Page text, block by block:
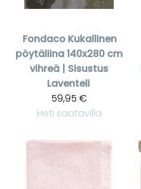
Fondaco Kukallinen
pöytäliina 140x280 cm
vihreä | Sisustus
Laventeli
59,95 €
Heti saatavilla